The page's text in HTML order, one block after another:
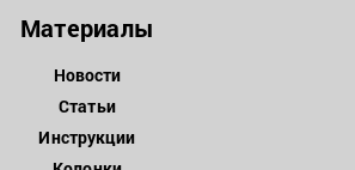
Материалы
Новости
Статьи
Инструкции